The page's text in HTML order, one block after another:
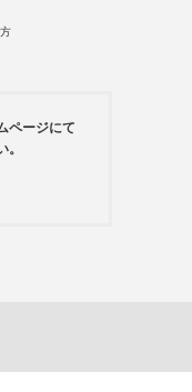
ページにて
。